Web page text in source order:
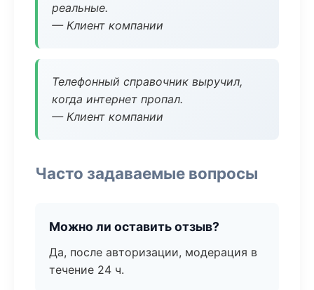
реальные.
— Клиент компании
Телефонный справочник выручил,
когда интернет пропал.
— Клиент компании
Часто задаваемые вопросы
Можно ли оставить отзыв?
Да, после авторизации, модерация в
течение 24 ч.